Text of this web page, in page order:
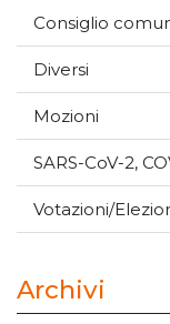
Consiglio
Diversi
Mozioni
SARS-CoV-2,
Votazioni/
Archivi